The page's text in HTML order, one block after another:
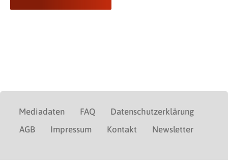
Mediadaten FAQ
Datenschutzerklärung
AGB
Impressum Kontakt Newsletter